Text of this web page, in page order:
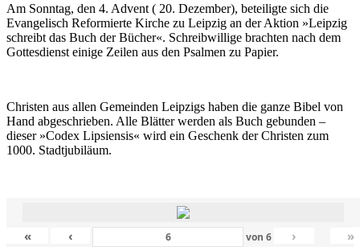
Am Sonntag, den 4. Advent ( 20. Dezember), beteiligte sich die
Evangelisch Reformierte Kirche zu Leipzig an der Aktion »Leipzig
schreibt das Buch der Bücher«. Schreibwillige brachten nach dem
Gottesdienst einige Zeilen aus den Psalmen zu Papier.
Christen aus allen Gemeinden Leipzigs haben die ganze Bibel von
Hand abgeschrieben. Alle Blätter werden als Buch gebunden –
dieser »Codex Lipsiensis« wird ein Geschenk der Christen zum
1000. Stadtjubiläum.
« ‹ von6 › »